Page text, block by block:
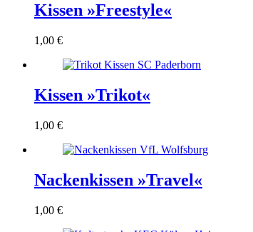
Kissen »Freestyle«
1,00 €
Kissen »Trikot«
1,00 €
Nackenkissen »Travel«
1,00 €